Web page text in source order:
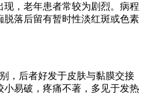
，老年患者常较为剧烈。病程
脱落后留有暂时性淡红斑或色素
，后者好发于皮肤与黏膜交接
易破，疼痛不著，多见于发热